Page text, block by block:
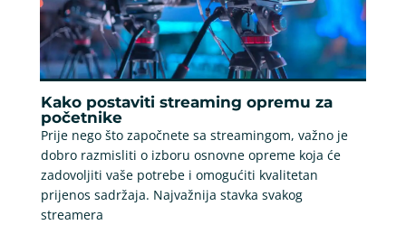
Kako postaviti streaming opremu za
početnike
Prije nego što započnete sa streamingom, važno je
dobro razmisliti o izboru osnovne opreme koja će
zadovoljiti vaše potrebe i omogućiti kvalitetan
prijenos sadržaja. Najvažnija stavka svakog
streamera